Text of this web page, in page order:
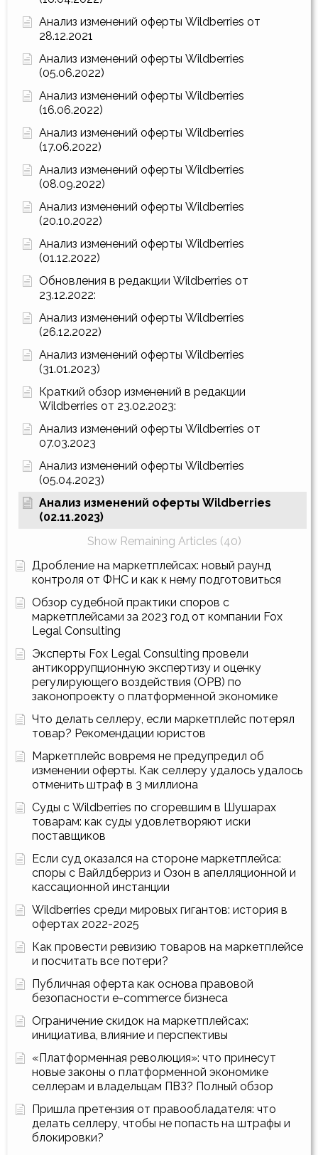
Анализ изменений оферты Wildberries от
28.12.2021
Анализ изменений оферты Wildberries
(05.06.2022)
Анализ изменений оферты Wildberries
(16.06.2022)
Анализ изменений оферты Wildberries
(17.06.2022)
Анализ изменений оферты Wildberries
(08.09.2022)
Анализ изменений оферты Wildberries
(20.10.2022)
Анализ изменений оферты Wildberries
(01.12.2022)
Обновления в редакции Wildberries от
23.12.2022:
Анализ изменений оферты Wildberries
(26.12.2022)
Анализ изменений оферты Wildberries
(31.01.2023)
Краткий обзор изменений в редакции
Wildberries от 23.02.2023:
Анализ изменений оферты Wildberries от
07.03.2023
Анализ изменений оферты Wildberries
(05.04.2023)
Анализ изменений оферты Wildberries
(02.11.2023)
Show Remaining Articles (40)
Дробление на маркетплейсах: новый раунд
контроля от ФНС и как к нему подготовиться
Обзор судебной практики споров с
маркетплейсами за 2023 год от компании Fox
Legal Consulting
Эксперты Fox Legal Consulting провели
антикоррупционную экспертизу и оценку
регулирующего воздействия (ОРВ) по
законопроекту о платформенной экономике
Что делать селлеру, если маркетплейс потерял
товар? Рекомендации юристов
Маркетплейс вовремя не предупредил об
изменении оферты. Как селлеру удалось удалось
отменить штраф в 3 миллиона
Суды с Wildberries по сгоревшим в Шушарах
товарам: как суды удовлетворяют иски
поставщиков
Если суд оказался на стороне маркетплейса:
споры с Вайлдберриз и Озон в апелляционной и
кассационной инстанции
Wildberries среди мировых гигантов: история в
офертах 2022-2025
Как провести ревизию товаров на маркетплейсе
и посчитать все потери?
Публичная оферта как основа правовой
безопасности e-commerce бизнеса
Ограничение скидок на маркетплейсах:
инициатива, влияние и перспективы
«Платформенная революция»: что принесут
новые законы о платформенной экономике
селлерам и владельцам ПВЗ? Полный обзор
Пришла претензия от правообладателя: что
делать селлеру, чтобы не попасть на штрафы и
блокировки?